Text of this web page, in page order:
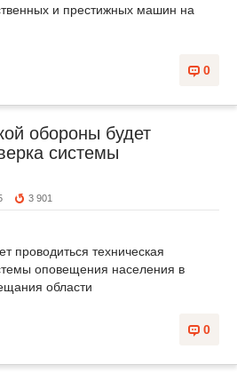
и престижных машин на
0
обороны будет
системы
3 901
проводиться техническая
оповещения населения в
области
0